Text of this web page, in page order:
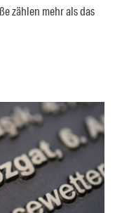
zählen mehr als das